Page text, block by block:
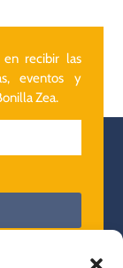
recibir las
eventos y
Zea.